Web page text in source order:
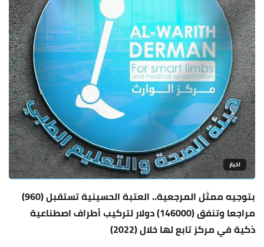
اخبار
بتوجيه ممثل المرجعية.. العتبة الحسينية تستقبل (960)
مراجعا وتنفق (146000) دولار لتركيب أطراف اصطناعية
ذكية في مركز تابع لها خلال (2022)